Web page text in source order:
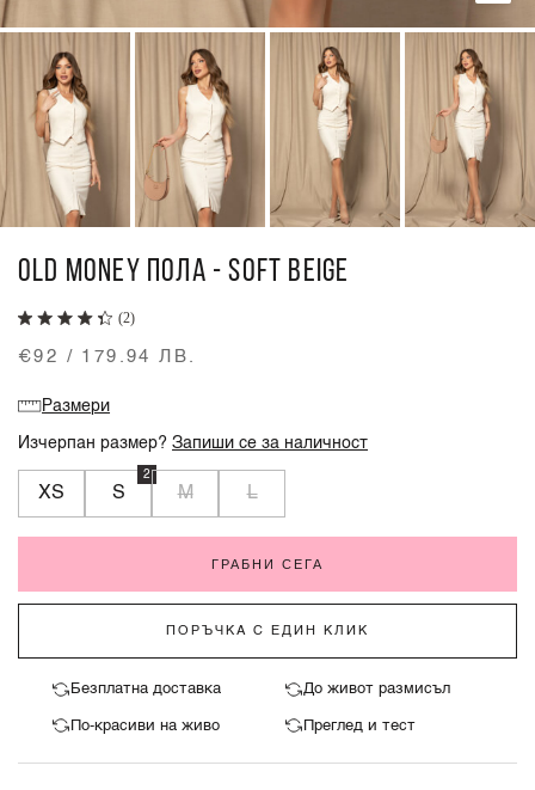
OLD MONEY ПОЛА - SOFT BEIGE
(2)
€92 / 179.94 ЛВ.
Размери
Изчерпан размер?Запиши се за наличност
XS S
2
M L
ГРАБНИ СЕГА
ПОРЪЧКА С ЕДИН КЛИК
Безплатна доставка До живот размисъл
По-красиви на живо Преглед и тест